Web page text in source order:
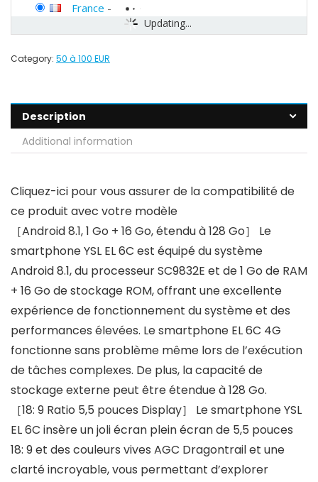
Updating...
France -
Category: 50 à 100 EUR
Description
Additional information
Cliquez-ici pour vous assurer de la compatibilité de
ce produit avec votre modèle
［Android 8.1, 1 Go + 16 Go, étendu à 128 Go］ Le
smartphone YSL EL 6C est équipé du système
Android 8.1, du processeur SC9832E et de 1 Go de RAM
+ 16 Go de stockage ROM, offrant une excellente
expérience de fonctionnement du système et des
performances élevées. Le smartphone EL 6C 4G
fonctionne sans problème même lors de l’exécution
de tâches complexes. De plus, la capacité de
stockage externe peut être étendue à 128 Go.
［18: 9 Ratio 5,5 pouces Display］ Le smartphone YSL
EL 6C insère un joli écran plein écran de 5,5 pouces
18: 9 et des couleurs vives AGC Dragontrail et une
clarté incroyable, vous permettant d’explorer